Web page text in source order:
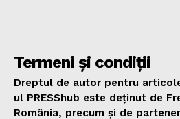
Termeni și condiții
Dreptul de autor pentru
ul PRESShub este deținut de
România, precum și de